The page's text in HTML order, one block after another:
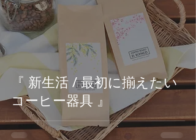
『 新生活 / 最初に揃えたい
コーヒー器具 』